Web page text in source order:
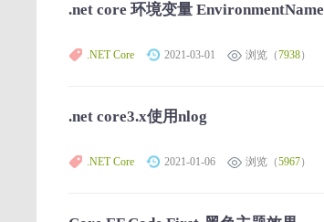
.net core 环境变量 EnvironmentName
.NET Core 2021-03-01 浏览（7938）
.net core3.x使用nlog
.NET Core 2021-01-06 浏览（5967）